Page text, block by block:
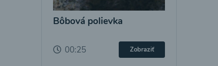
Bôbová polievka
00:25 Zobraziť